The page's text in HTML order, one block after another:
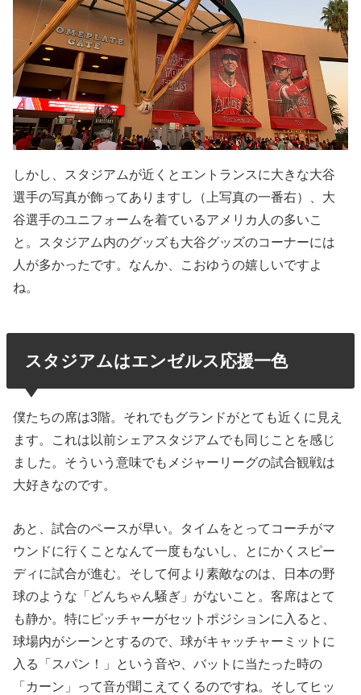
しかし、スタジアムが近くとエントランスに大きな大谷
選手の写真が飾ってありますし（上写真の一番右）、大
谷選手のユニフォームを着ているアメリカ人の多いこ
と。スタジアム内のグッズも大谷グッズのコーナーには
人が多かったです。なんか、こおゆうの嬉しいですよ
ね。
スタジアムはエンゼルス応援一色
僕たちの席は3階。それでもグランドがとても近くに見え
ます。これは以前シェアスタジアムでも同じことを感じ
ました。そういう意味でもメジャーリーグの試合観戦は
大好きなのです。
あと、試合のペースが早い。タイムをとってコーチがマ
ウンドに行くことなんて一度もないし、とにかくスピー
ディに試合が進む。そして何より素敵なのは、日本の野
球のような「どんちゃん騒ぎ」がないこと。客席はとて
も静か。特にピッチャーがセットポジションに入ると、
球場内がシーンとするので、球がキャッチャーミットに
入る「スパン！」という音や、バットに当たった時の
「カーン」って音が聞こえてくるのですね。そしてヒッ